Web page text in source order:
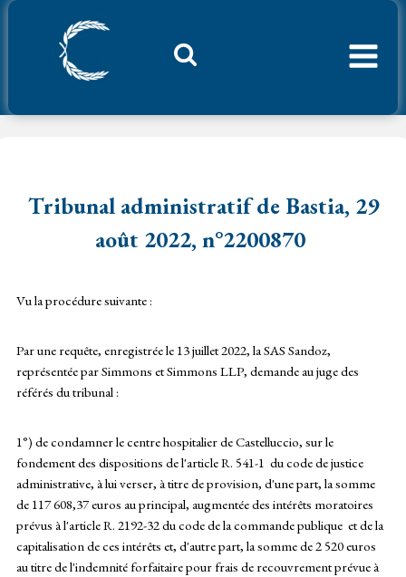
Aller
Tribunal administratif de Bastia, 29
août 2022, n°2200870
Vu la procédure suivante :
Par une requête, enregistrée le 13 juillet 2022, la SAS Sandoz,
représentée par Simmons et Simmons LLP, demande au juge des
référés du tribunal :
1°) de condamner le centre hospitalier de Castelluccio, sur le
fondement des dispositions de l'article R. 541-1 du code de justice
administrative, à lui verser, à titre de provision, d'une part, la somme
de 117 608,37 euros au principal, augmentée des intérêts moratoires
prévus à l'article R. 2192-32 du code de la commande publique et de la
capitalisation de ces intérêts et, d'autre part, la somme de 2 520 euros
au titre de l'indemnité forfaitaire pour frais de recouvrement prévue à